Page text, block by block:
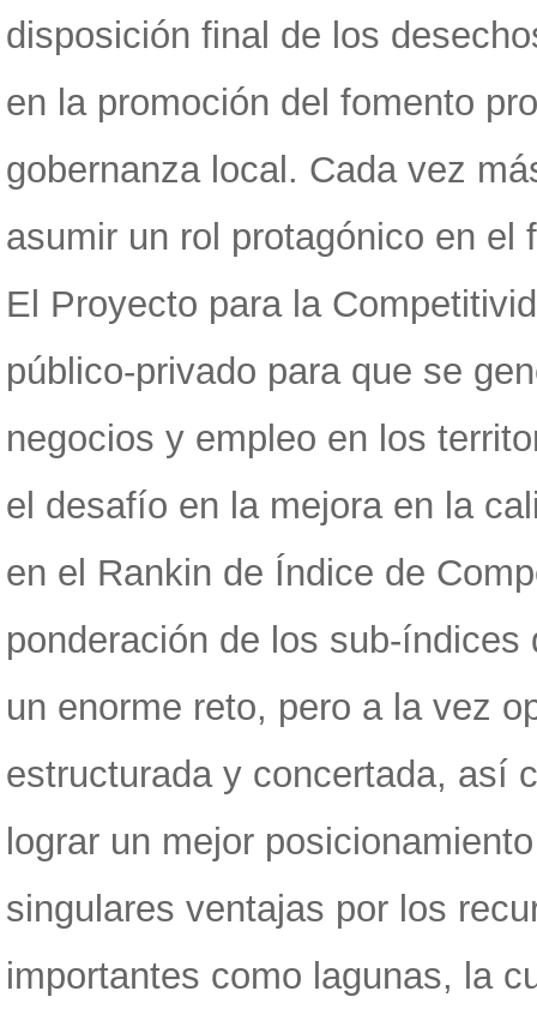
disposición final de los
en la promoción del fomento
gobernanza local. Cada vez
asumir un rol protagónico en
El Proyecto para la
público-privado para que se
negocios y empleo en los
el desafío en la mejora en la
en el Rankin de Índice de
ponderación de los sub-
un enorme reto, pero a la vez
estructurada y concertada, así
lograr un mejor
singulares ventajas por los
importantes como lagunas, la